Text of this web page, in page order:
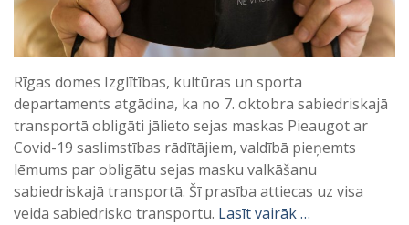
Rīgas domes Izglītības, kultūras un sporta
departaments atgādina, ka no 7. oktobra sabiedriskajā
transportā obligāti jālieto sejas maskas Pieaugot ar
Covid-19 saslimstības rādītājiem, valdībā pieņemts
lēmums par obligātu sejas masku valkāšanu
sabiedriskajā transportā. Šī prasība attiecas uz visa
veida sabiedrisko transportu. Lasīt vairāk …